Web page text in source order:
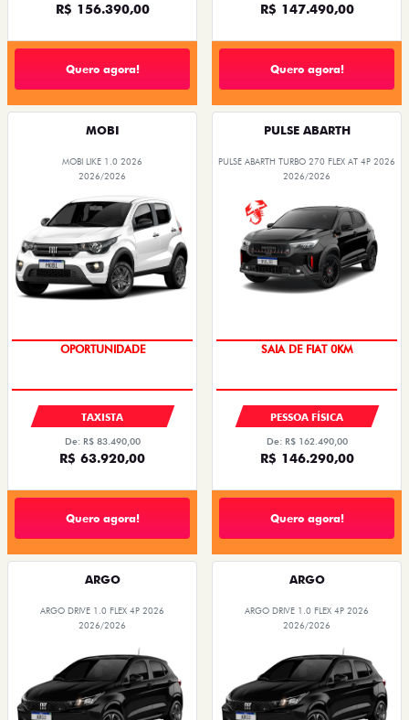
R$ 156.390,00
Quero agora!
R$ 147.490,00
Quero agora!
MOBI
MOBI LIKE 1.0 2026
2026/2026
OPORTUNIDADE
TAXISTA
De: R$ 83.490,00
R$ 63.920,00
Quero agora!
PULSE ABARTH
PULSE ABARTH TURBO 270 FLEX AT 4P 2026
2026/2026
OPORTUNIDADE
PESSOA FÍSICA
De: R$ 162.490,00
R$ 146.290,00
Quero agora!
ARGO
ARGO DRIVE 1.0 FLEX 4P 2026
2026/2026
ARGO
ARGO DRIVE 1.0 FLEX 4P 2026
2026/2026